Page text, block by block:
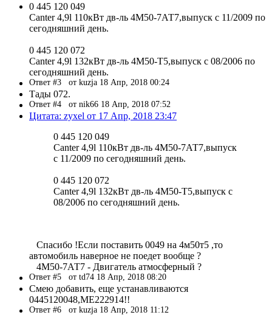
0 445 120 049
Canter 4,9l 110кВт дв-ль 4М50-7АТ7,выпуск с 11/2009 по
сегодняшний день.
0 445 120 072
Canter 4,9l 132кВт дв-ль 4М50-Т5,выпуск с 08/2006 по
сегодняшний день.
Ответ #3 от kuzja 18 Апр, 2018 00:24
Тады 072.
Ответ #4 от nik66 18 Апр, 2018 07:52
Цитата: zyxel от 17 Апр, 2018 23:47
0 445 120 049
Canter 4,9l 110кВт дв-ль 4М50-7АТ7,выпуск
с 11/2009 по сегодняшний день.
0 445 120 072
Canter 4,9l 132кВт дв-ль 4М50-Т5,выпуск с
08/2006 по сегодняшний день.
Спасибо !Если поставить 0049 на 4м50т5 ,то
автомобиль наверное не поедет вообще ?
4М50-7АТ7 - Двигатель атмосферный ?
Ответ #5 от td74 18 Апр, 2018 08:20
Смею добавить, еще устанавливаются
0445120048,ME222914!!
Ответ #6 от kuzja 18 Апр, 2018 11:12